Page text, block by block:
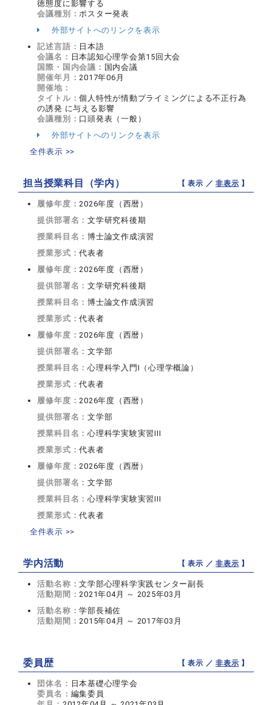
徳態度に影響する
会議種別：ポスター発表
外部サイトへのリンクを表示
記述言語： 日本語
会議名： 日本認知心理学会第15回大会
国際・国内会議： 国内会議
開催年月：2017年06月
開催地：
タイトル：個人特性が情動プライミングによる不正行為
の誘発 に与える影響
会議種別： 口頭発表（一般）
外部サイトへのリンクを表示
全件表示 >>
担当授業科目（学内） 【 表示 ／非表示 】
履修年度：2026年度（西暦）
提供部署名：文学研究科後期
授業科目名：博士論文作成演習
授業形式：代表者
履修年度：2026年度（西暦）
提供部署名：文学研究科後期
授業科目名：博士論文作成演習
授業形式：代表者
履修年度：2026年度（西暦）
提供部署名：文学部
授業科目名：心理科学入門I（心理学概論）
授業形式：代表者
履修年度：2026年度（西暦）
提供部署名：文学部
授業科目名：心理科学実験実習III
授業形式：代表者
履修年度：2026年度（西暦）
提供部署名：文学部
授業科目名：心理科学実験実習III
授業形式：代表者
全件表示 >>
学内活動 【 表示 ／非表示 】
活動名称：文学部心理科学実践センター副長
活動期間：2021年04月 ～ 2025年03月
活動名称：学部長補佐
活動期間：2015年04月 ～ 2017年03月
委員歴 【 表示 ／非表示 】
団体名： 日本基礎心理学会
委員名： 編集委員